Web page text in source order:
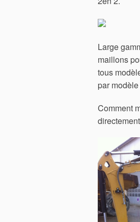
Large
maillons
tous
par
Comment